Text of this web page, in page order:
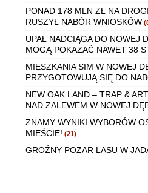
PONAD 178 MLN ZŁ NA
RUSZYŁ NABÓR WNIOSKÓW
UPAŁ NADCIĄGA DO NOWEJ
MOGĄ POKAZAĆ NAWET 38
MIESZKANIA SIM W NOWEJ
PRZYGOTOWUJĄ SIĘ DO
NEW OAK LAND – TRAP &
NAD ZALEWEM W NOWEJ
ZNAMY WYNIKI WYBORÓW
MIEŚCIE! (21)
GROŹNY POŻAR LASU W